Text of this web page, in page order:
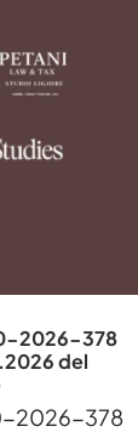
2026-378
del
2026-378